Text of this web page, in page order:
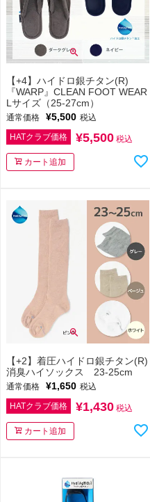
【+4】ハイドロ銀チタン(R)
『WARP』CLEAN FOOT WEAR
Lサイズ（25-27cm）
通常価格 ¥5,500 税込
HATクラブ価格
¥5,500 税込
カート追加
【+2】着圧ハイドロ銀チタン(R)
消臭ハイソックス 23-25cm
通常価格 ¥1,650 税込
HATクラブ価格
¥1,430 税込
カート追加